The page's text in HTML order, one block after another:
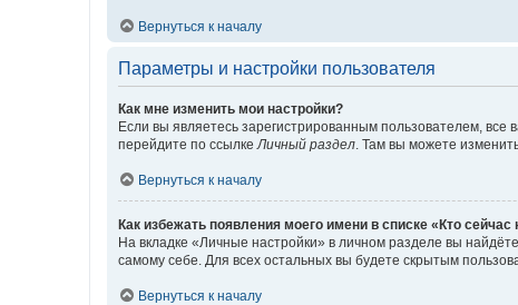
Вернуться к началу
Параметры и настройки пользователя
Как мне изменить мои настройки?
Если вы являетесь зарегистрированным пользователем,
перейдите по ссылке Личный раздел . Там вы можете
Вернуться к началу
Как избежать появления моего имени в списке «Кто
На вкладке «Личные настройки» в личном разделе вы
самому себе. Для всех остальных вы будете скрытым
Вернуться к началу